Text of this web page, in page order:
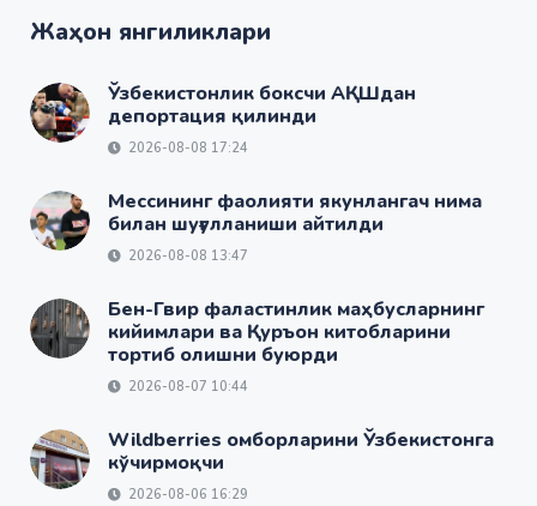
Жаҳон янгиликлари
Ўзбекистонлик боксчи АҚШдан
депортация қилинди
2026-08-08 17:24
Мессининг фаолияти якунлангач нима
билан шуғулланиши айтилди
2026-08-08 13:47
Бен-Гвир фаластинлик маҳбусларнинг
кийимлари ва Қуръон китобларини
тортиб олишни буюрди
2026-08-07 10:44
Wildberries омборларини Ўзбекистонга
кўчирмоқчи
2026-08-06 16:29